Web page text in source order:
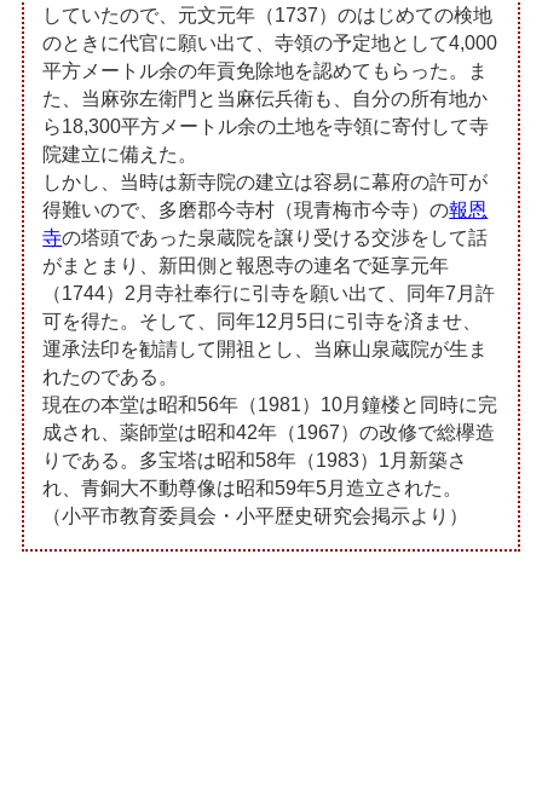
していたので、元文元年（1737）のはじめての検地
のときに代官に願い出て、寺領の予定地として4,000
平方メートル余の年貢免除地を認めてもらった。ま
た、当麻弥左衛門と当麻伝兵衛も、自分の所有地か
ら18,300平方メートル余の土地を寺領に寄付して寺
院建立に備えた。
しかし、当時は新寺院の建立は容易に幕府の許可が
得難いので、多磨郡今寺村（現青梅市今寺）の報恩
寺の塔頭であった泉蔵院を譲り受ける交渉をして話
がまとまり、新田側と報恩寺の連名で延享元年
（1744）2月寺社奉行に引寺を願い出て、同年7月許
可を得た。そして、同年12月5日に引寺を済ませ、
運承法印を勧請して開祖とし、当麻山泉蔵院が生ま
れたのである。
現在の本堂は昭和56年（1981）10月鐘楼と同時に完
成され、薬師堂は昭和42年（1967）の改修で総欅造
りである。多宝塔は昭和58年（1983）1月新築さ
れ、青銅大不動尊像は昭和59年5月造立された。
（小平市教育委員会・小平歴史研究会掲示より）